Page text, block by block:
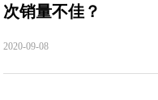
次销量不佳？
2020-09-08